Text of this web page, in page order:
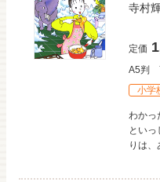
寺村
定価
A5判
小学
わかっ
とい
りは、